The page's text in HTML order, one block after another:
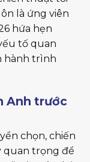
là ứng viên
hứa hẹn
tố quan
hành trình
Anh trước
chọn, chiến
quan trọng để